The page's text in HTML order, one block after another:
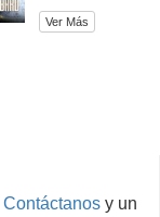
Ver Más
Contáctanos y un